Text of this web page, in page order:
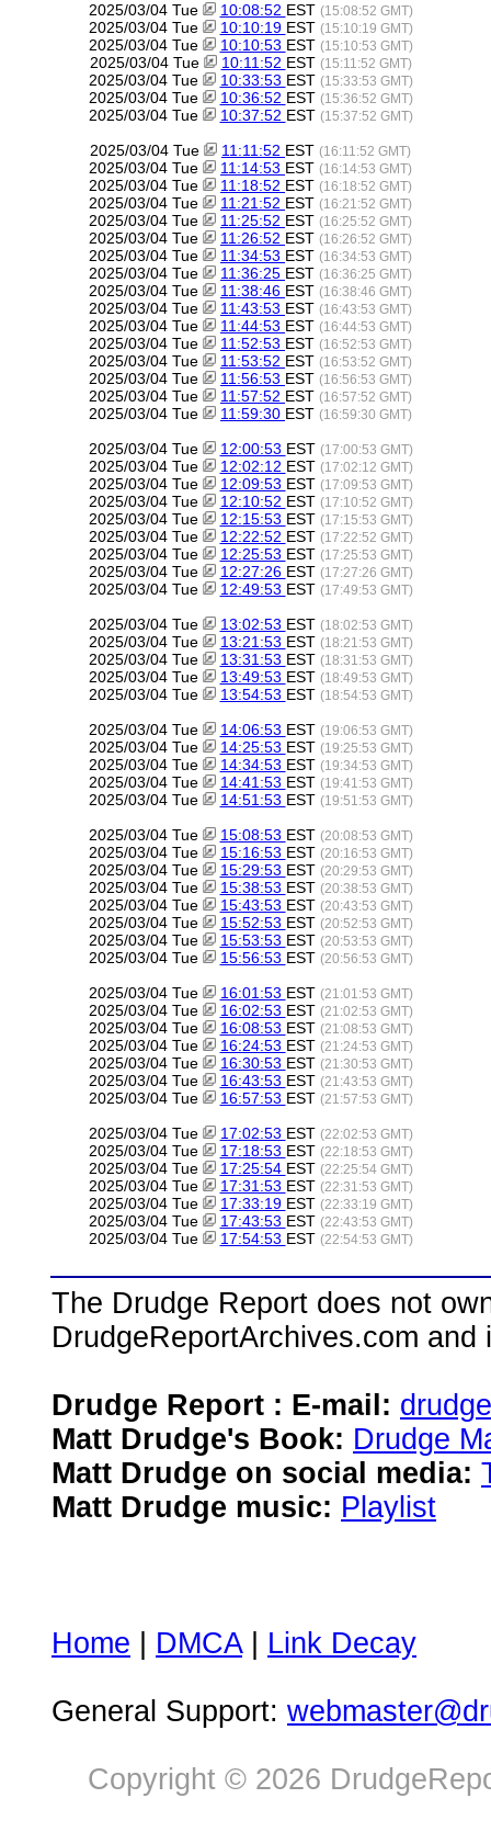
2025/03/04 Tue 10:08:52 EST (15:08:52 GMT)
2025/03/04 Tue 10:10:19 EST (15:10:19 GMT)
2025/03/04 Tue 10:10:53 EST (15:10:53 GMT)
2025/03/04 Tue 10:11:52 EST (15:11:52 GMT)
2025/03/04 Tue 10:33:53 EST (15:33:53 GMT)
2025/03/04 Tue 10:36:52 EST (15:36:52 GMT)
2025/03/04 Tue 10:37:52 EST (15:37:52 GMT)
2025/03/04 Tue 11:11:52 EST (16:11:52 GMT)
2025/03/04 Tue 11:14:53 EST (16:14:53 GMT)
2025/03/04 Tue 11:18:52 EST (16:18:52 GMT)
2025/03/04 Tue 11:21:52 EST (16:21:52 GMT)
2025/03/04 Tue 11:25:52 EST (16:25:52 GMT)
2025/03/04 Tue 11:26:52 EST (16:26:52 GMT)
2025/03/04 Tue 11:34:53 EST (16:34:53 GMT)
2025/03/04 Tue 11:36:25 EST (16:36:25 GMT)
2025/03/04 Tue 11:38:46 EST (16:38:46 GMT)
2025/03/04 Tue 11:43:53 EST (16:43:53 GMT)
2025/03/04 Tue 11:44:53 EST (16:44:53 GMT)
2025/03/04 Tue 11:52:53 EST (16:52:53 GMT)
2025/03/04 Tue 11:53:52 EST (16:53:52 GMT)
2025/03/04 Tue 11:56:53 EST (16:56:53 GMT)
2025/03/04 Tue 11:57:52 EST (16:57:52 GMT)
2025/03/04 Tue 11:59:30 EST (16:59:30 GMT)
2025/03/04 Tue 12:00:53 EST (17:00:53 GMT)
2025/03/04 Tue 12:02:12 EST (17:02:12 GMT)
2025/03/04 Tue 12:09:53 EST (17:09:53 GMT)
2025/03/04 Tue 12:10:52 EST (17:10:52 GMT)
2025/03/04 Tue 12:15:53 EST (17:15:53 GMT)
2025/03/04 Tue 12:22:52 EST (17:22:52 GMT)
2025/03/04 Tue 12:25:53 EST (17:25:53 GMT)
2025/03/04 Tue 12:27:26 EST (17:27:26 GMT)
2025/03/04 Tue 12:49:53 EST (17:49:53 GMT)
2025/03/04 Tue 13:02:53 EST (18:02:53 GMT)
2025/03/04 Tue 13:21:53 EST (18:21:53 GMT)
2025/03/04 Tue 13:31:53 EST (18:31:53 GMT)
2025/03/04 Tue 13:49:53 EST (18:49:53 GMT)
2025/03/04 Tue 13:54:53 EST (18:54:53 GMT)
2025/03/04 Tue 14:06:53 EST (19:06:53 GMT)
2025/03/04 Tue 14:25:53 EST (19:25:53 GMT)
2025/03/04 Tue 14:34:53 EST (19:34:53 GMT)
2025/03/04 Tue 14:41:53 EST (19:41:53 GMT)
2025/03/04 Tue 14:51:53 EST (19:51:53 GMT)
2025/03/04 Tue 15:08:53 EST (20:08:53 GMT)
2025/03/04 Tue 15:16:53 EST (20:16:53 GMT)
2025/03/04 Tue 15:29:53 EST (20:29:53 GMT)
2025/03/04 Tue 15:38:53 EST (20:38:53 GMT)
2025/03/04 Tue 15:43:53 EST (20:43:53 GMT)
2025/03/04 Tue 15:52:53 EST (20:52:53 GMT)
2025/03/04 Tue 15:53:53 EST (20:53:53 GMT)
2025/03/04 Tue 15:56:53 EST (20:56:53 GMT)
2025/03/04 Tue 16:01:53 EST (21:01:53 GMT)
2025/03/04 Tue 16:02:53 EST (21:02:53 GMT)
2025/03/04 Tue 16:08:53 EST (21:08:53 GMT)
2025/03/04 Tue 16:24:53 EST (21:24:53 GMT)
2025/03/04 Tue 16:30:53 EST (21:30:53 GMT)
2025/03/04 Tue 16:43:53 EST (21:43:53 GMT)
2025/03/04 Tue 16:57:53 EST (21:57:53 GMT)
2025/03/04 Tue 17:02:53 EST (22:02:53 GMT)
2025/03/04 Tue 17:18:53 EST (22:18:53 GMT)
2025/03/04 Tue 17:25:54 EST (22:25:54 GMT)
2025/03/04 Tue 17:31:53 EST (22:31:53 GMT)
2025/03/04 Tue 17:33:19 EST (22:33:19 GMT)
2025/03/04 Tue 17:43:53 EST (22:43:53 GMT)
2025/03/04 Tue 17:54:53 EST (22:54:53 GMT)
The Drudge Report does not
DrudgeReportArchives.com
Drudge Report : E-mail:
Matt Drudge's Book: Drudge
Matt Drudge on social media:
Matt Drudge music: Playlist
Home DMCA| Link Decay
General Support:
Copyright © 2026